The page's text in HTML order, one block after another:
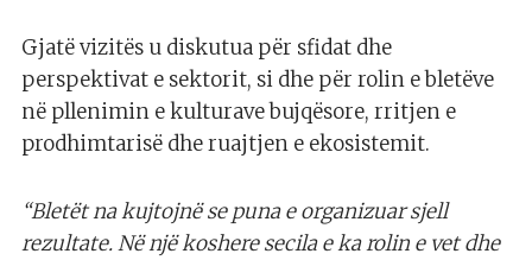
Gjatë vizitës u diskutua për sfidat dhe
perspektivat e sektorit, si dhe për rolin e bletëve
në pllenimin e kulturave bujqësore, rritjen e
prodhimtarisë dhe ruajtjen e ekosistemit.
“Bletët na kujtojnë se puna e organizuar sjell
rezultate. Në një koshere secila e ka rolin e vet dhe